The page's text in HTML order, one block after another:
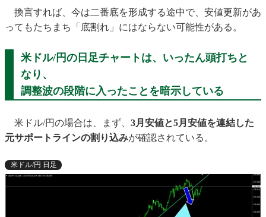
換言すれば、今は二番底を形成する途中で、安値更新があ
ってもたちまち「底割れ」にはならない可能性がある。
米ドル/円の日足チャートは、 いったん頭打ちと
なり、
調整波の段階に入ったことを暗示している
米ドル/円の場合は、まず、 3月安値と5月安値を連結した
元サポートラインの割り込みが確認されている。
米ドル/円 日足